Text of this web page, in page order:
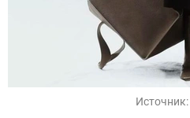
Источник: